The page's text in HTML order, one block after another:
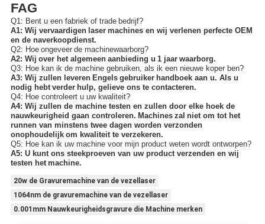
FAG
Q1: Bent u een fabriek of trade bedrijf?
A1: Wij vervaardigen laser machines en wij verlenen perfecte OEM
en de naverkoopdienst.
Q2: Hoe ongeveer de machinewaarborg?
A2: Wij over het algemeen aanbieding u 1 jaar waarborg.
Q3: Hoe kan ik de machine gebruiken, als ik een nieuwe koper ben?
A3: Wij zullen leveren Engels gebruiker handboek aan u. Als u
nodig hebt verder hulp, gelieve ons te contacteren.
Q4: Hoe controleert u uw kwaliteit?
A4: Wij zullen de machine testen en zullen door elke hoek de
nauwkeurigheid gaan controleren. Machines zal niet om tot het
runnen van minstens twee dagen worden verzonden
onophoudelijk om kwaliteit te verzekeren.
Q5: Hoe kan ik uw machine voor mijn product weten wordt ontworpen?
A5: U kunt ons steekproeven van uw product verzenden en wij
testen het machine.
20w de Gravuremachine van de vezellaser
1064nm de gravuremachine van de vezellaser
0.001mm Nauwkeurigheidsgravure die Machine merken